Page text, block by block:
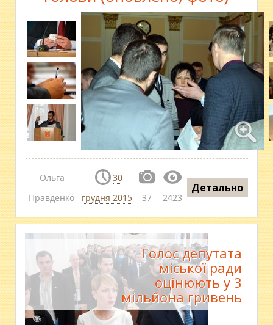
Ольга
Правденко
30
грудня 2015
37 2423
Детально
Голос депутата
міської ради
оцінюють у 3
мільйона гривень